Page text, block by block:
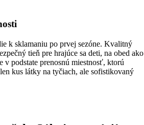
k sklamaniu po prvej sezóne. Kvalitný
tieň pre hrajúce sa deti, na obed ako
v podstate prenosnú miestnosť, ktorú
kus látky na tyčiach, ale sofistikovaný